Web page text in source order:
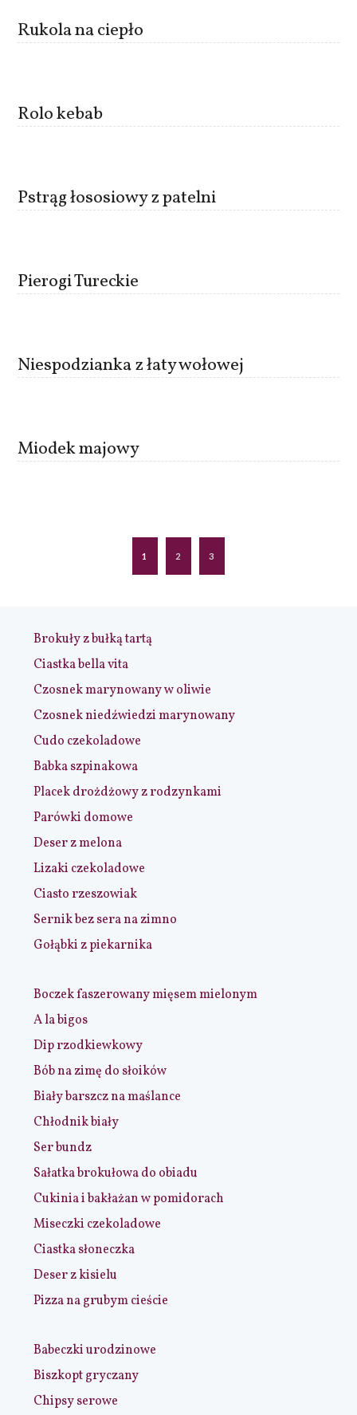
Rukola na ciepło
Rolo kebab
Pstrąg łososiowy z patelni
Pierogi Tureckie
Niespodzianka z łaty wołowej
Miodek majowy
1 2 3
Brokuły z bułką tartą
Ciastka bella vita
Czosnek marynowany w oliwie
Czosnek niedźwiedzi marynowany
Cudo czekoladowe
Babka szpinakowa
Placek drożdżowy z rodzynkami
Parówki domowe
Deser z melona
Lizaki czekoladowe
Ciasto rzeszowiak
Sernik bez sera na zimno
Gołąbki z piekarnika
Boczek faszerowany mięsem mielonym
A la bigos
Dip rzodkiewkowy
Bób na zimę do słoików
Biały barszcz na maślance
Chłodnik biały
Ser bundz
Sałatka brokułowa do obiadu
Cukinia i bakłażan w pomidorach
Miseczki czekoladowe
Ciastka słoneczka
Deser z kisielu
Pizza na grubym cieście
Babeczki urodzinowe
Biszkopt gryczany
Chipsy serowe